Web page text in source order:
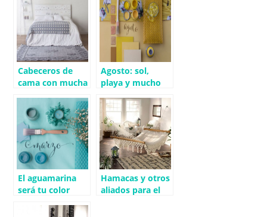
Cabeceros de
cama con mucha
Agosto: sol,
playa y mucho
El aguamarina
será tu color
Hamacas y otros
aliados para el